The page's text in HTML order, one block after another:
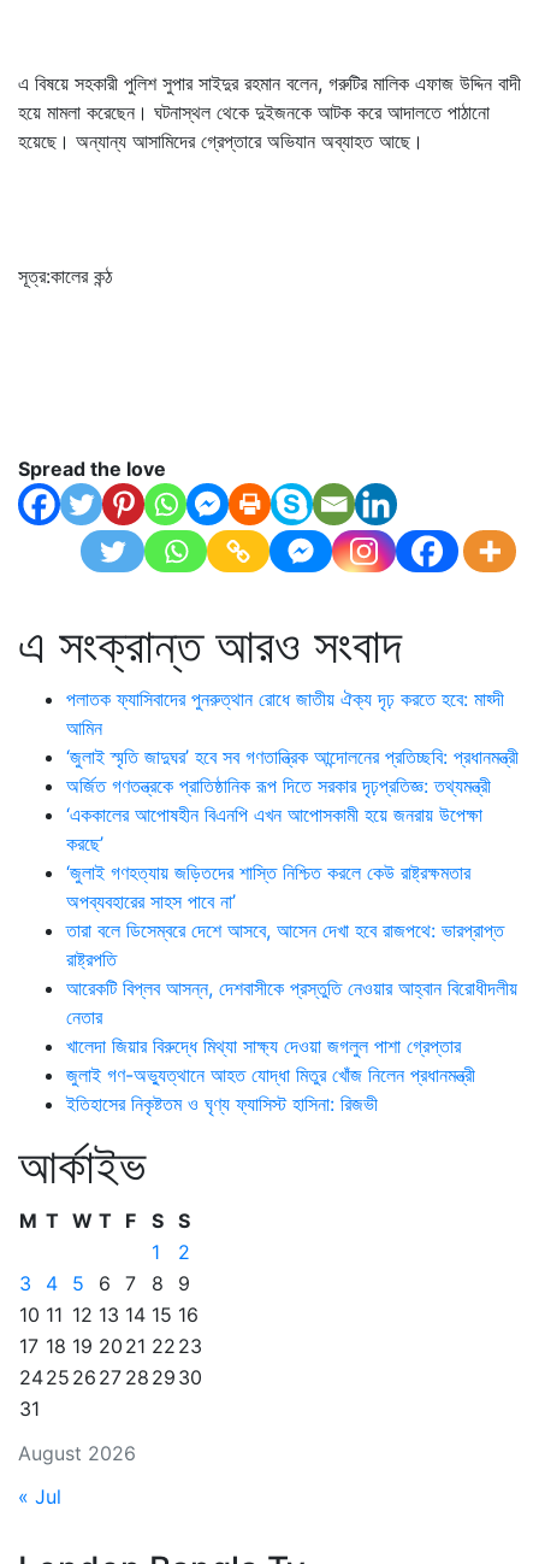
এ বিষয়ে সহকারী পুলিশ সুপার সাইদুর রহমান বলেন, গরুটির মালিক এফাজ উদ্দিন বাদী
হয়ে মামলা করেছেন। ঘটনাস্থল থেকে দুইজনকে আটক করে আদালতে পাঠানো
হয়েছে। অন্যান্য আসামিদের গ্রেপ্তারে অভিযান অব্যাহত আছে।
সূত্র:কালের কন্ঠ
Spread the love
এ সংক্রান্ত আরও সংবাদ
পলাতক ফ্যাসিবাদের পুনরুত্থান রোধে জাতীয় ঐক্য দৃঢ় করতে হবে: মাহ্দী
আমিন
‘জুলাই স্মৃতি জাদুঘর’ হবে সব গণতান্ত্রিক আন্দোলনের প্রতিচ্ছবি: প্রধানমন্ত্রী
অর্জিত গণতন্ত্রকে প্রাতিষ্ঠানিক রূপ দিতে সরকার দৃঢ়প্রতিজ্ঞ: তথ্যমন্ত্রী
‘এককালের আপোষহীন বিএনপি এখন আপোসকামী হয়ে জনরায় উপেক্ষা
করছে’
‘জুলাই গণহত্যায় জড়িতদের শাস্তি নিশ্চিত করলে কেউ রাষ্ট্রক্ষমতার
অপব্যবহারের সাহস পাবে না’
তারা বলে ডিসেম্বরে দেশে আসবে, আসেন দেখা হবে রাজপথে: ভারপ্রাপ্ত
রাষ্ট্রপতি
আরেকটি বিপ্লব আসন্ন, দেশবাসীকে প্রস্তুতি নেওয়ার আহ্বান বিরোধীদলীয়
নেতার
খালেদা জিয়ার বিরুদ্ধে মিথ্যা সাক্ষ্য দেওয়া জগলুল পাশা গ্রেপ্তার
জুলাই গণ-অভ্যুত্থানে আহত যোদ্ধা মিতুর খোঁজ নিলেন প্রধানমন্ত্রী
ইতিহাসের নিকৃষ্টতম ও ঘৃণ্য ফ্যাসিস্ট হাসিনা: রিজভী
আর্কাইভ
August 2026
M T W T F S S
1
2
3
4 5 6 7 8
9
10 11 12 13 14 15 16
17 18 19 20 21 22 23
2425 26 27 28 29 30
31
« Jul